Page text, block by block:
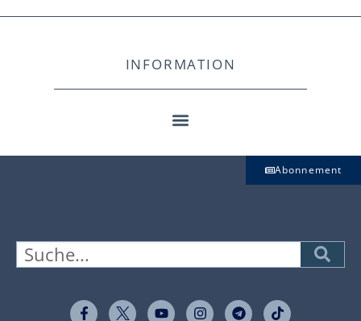
INFORMATION
Abonnement